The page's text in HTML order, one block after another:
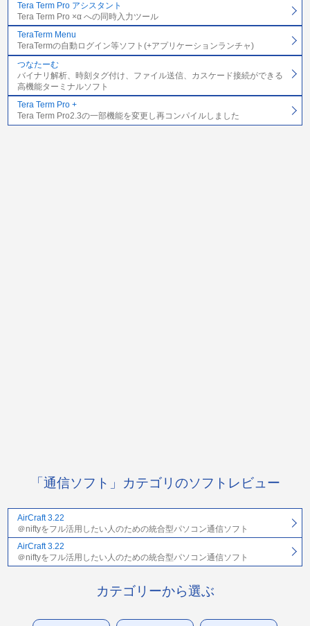
Tera Term Pro アシスタント
Tera Term Pro ×α への同時入力ツール
TeraTerm Menu
TeraTermの自動ログイン等ソフト(+アプリケーションランチャ)
つなたーむ
バイナリ解析、時刻タグ付け、ファイル送信、カスケード接続ができる
高機能ターミナルソフト
Tera Term Pro +
Tera Term Pro2.3の一部機能を変更し再コンパイルしました
「通信ソフト」カテゴリのソフトレビュー
AirCraft 3.22
＠niftyをフル活用したい人のための統合型パソコン通信ソフト
AirCraft 3.22
＠niftyをフル活用したい人のための統合型パソコン通信ソフト
カテゴリーから選ぶ